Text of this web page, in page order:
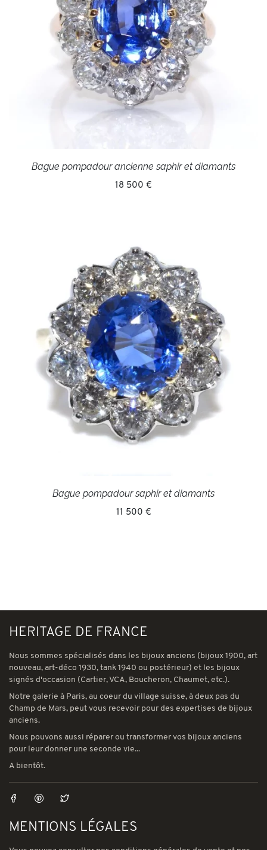
Bague pompadour ancienne saphir et diamants
18 500 €
Bague pompadour saphir et diamants
11 500 €
HERITAGE DE FRANCE
Nous sommes spécialisés dans les bijoux anciens (bijoux 1900, art
nouveau, art-déco 1930, tank 1940 ou postérieur) et les bijoux
signés d'occasion (Cartier, VCA, Boucheron, Chaumet, etc.).
Notre galerie à Paris, au coeur du village suisse, à deux pas du
Champ de Mars, peut vous recevoir pour des expertises de bijoux
anciens.
Nous pouvons aussi réparer ou transformer vos bijoux anciens
pour leur donner une seconde vie...
A bientôt.
MENTIONS LÉGALES